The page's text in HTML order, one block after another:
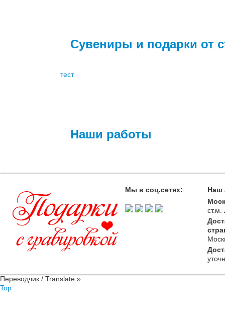
Сувениры и подарки от
тест
Наши работы
Мы в соц.сетях:
Наш
ст.м.
Переводчик / Translate »
Top